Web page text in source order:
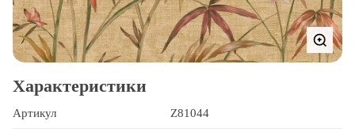
Характеристики
Артикул Z81044